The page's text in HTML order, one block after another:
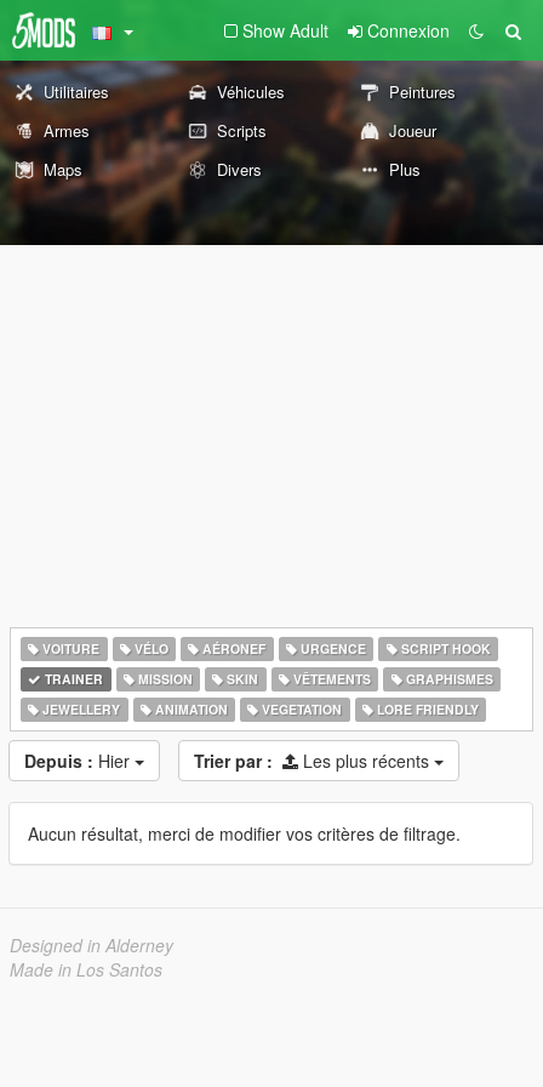
Show Adult Connexion
Utilitaires Véhicules
Peintures
Armes
Scripts
Joueur
Maps
Divers Plus
VOITURE VÉLO AÉRONEF URGENCE
SCRIPT HOOK
TRAINER
MISSION SKIN VÊTEMENTS
GRAPHISMES
JEWELLERY
ANIMATION VEGETATION LORE FRIENDLY
Depuis : Hier Trier par : Les plus récents
Aucun résultat, merci de modifier vos critères de filtrage.
Designed in Alderney
Made in Los Santos